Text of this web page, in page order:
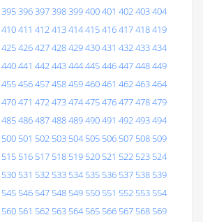
395396397398399400401 402403404
410411 412413414415416417418419
425426427428429430431 432433434
440441 442443444445446447448449
455456457458459460461 462463464
470471 472473474475476477478479
485486487488489490491 492493494
500 501 502 503 504 505 506 507 508 509
515 516 517 518 519 520 521 522 523 524
530 531 532 533 534 535 536 537 538 539
545 546 547 548 549 550 551 552 553 554
560 561 562 563 564 565 566 567 568 569